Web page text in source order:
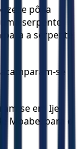
e pô-la
serpente
a serpente
se
se em Ije-
Moabe, para o